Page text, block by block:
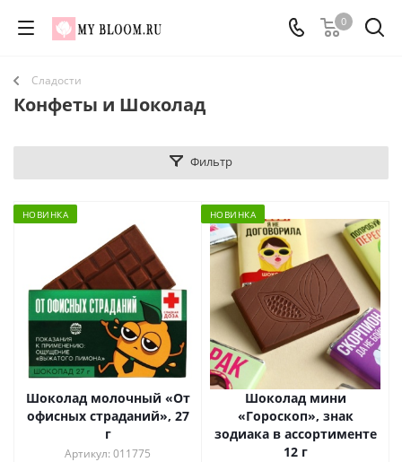
0
Сладости
Конфеты и Шоколад
Фильтр
НОВИНКА
Шоколад молочный «От
офисных страданий», 27
г
Артикул: 011775
НОВИНКА
Шоколад мини
«Гороскоп», знак
зодиака в ассортименте
12 г